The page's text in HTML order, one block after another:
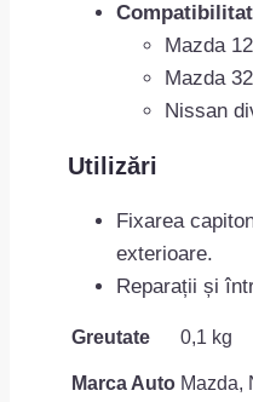
Mazda
Mazda
Nissan
Utilizări
Fixarea
exterioare.
Reparații și
Greutate 0,1 kg
Marca Auto Mazda,